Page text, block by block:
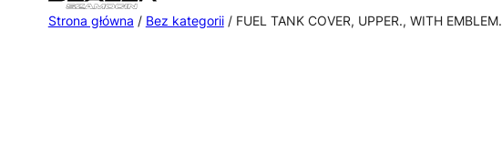
Strona główna / Bez kategorii/ FUEL TANK COVER, UPPER., WITH EMBLEM.